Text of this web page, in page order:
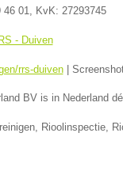
46 01, KvK: 27293745
- Duiven
rrs-duiven|
BV is in Nederland
Rioolinspectie,